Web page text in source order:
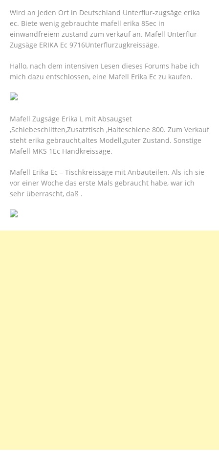
Wird an jeden Ort in Deutschland Unterflur-zugsäge erika
ec. Biete wenig gebrauchte mafell erika 85ec in
einwandfreiem zustand zum verkauf an. Mafell Unterflur-
Zugsäge ERIKA Ec 9716Unterflurzugkreissäge.
Hallo, nach dem intensiven Lesen dieses Forums habe ich
mich dazu entschlossen, eine Mafell Erika Ec zu kaufen.
Mafell Zugsäge Erika L mit Absaugset
,Schiebeschlitten,Zusatztisch ,Halteschiene 800. Zum Verkauf
steht erika gebraucht,altes Modell,guter Zustand. Sonstige
Mafell MKS 1Ec Handkreissäge.
Mafell Erika Ec – Tischkreissäge mit Anbauteilen. Als ich sie
vor einer Woche das erste Mals gebraucht habe, war ich
sehr überrascht, daß .